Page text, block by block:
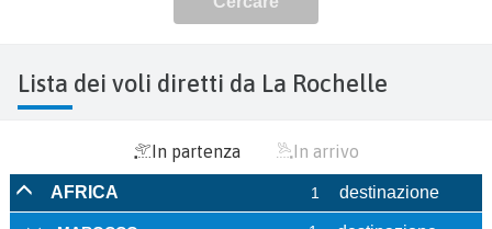
Lista dei voli diretti da La Rochelle
In partenza In arrivo